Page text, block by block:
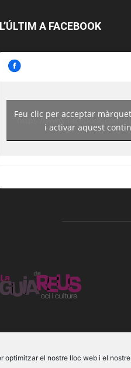
optimitzar el nostre lloc web i el
L’ÚLTIM A FACEBOOK
https://www.facebook.com/
Feu clic per acceptar
i activar aquest